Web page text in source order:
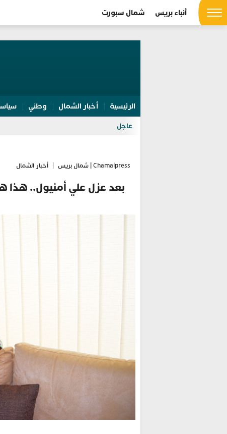
أنباء بريس شمال سبورت
الرئيسية أخبار الشمال وطني
عاجل
Chamalpress | شمال بريس أخبار الشمال
بعد عزل علي أمنيول.. هذا